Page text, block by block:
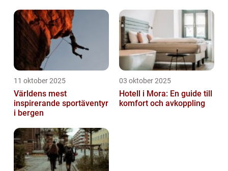
11 oktober 2025
Världens mest
inspirerande sportäventyr
i bergen
03 oktober 2025
Hotell i Mora: En guide till
komfort och avkoppling